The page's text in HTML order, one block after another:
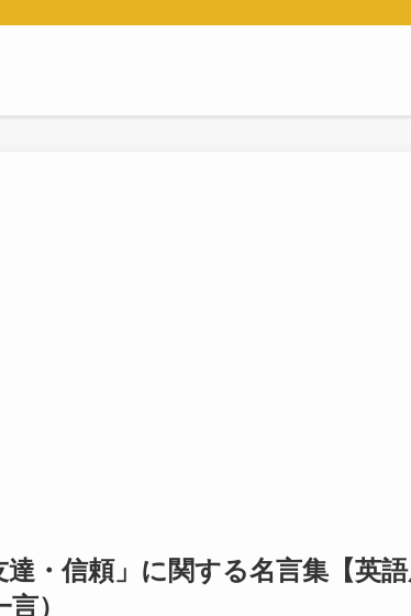
達・信頼」に関する名言集【英
）